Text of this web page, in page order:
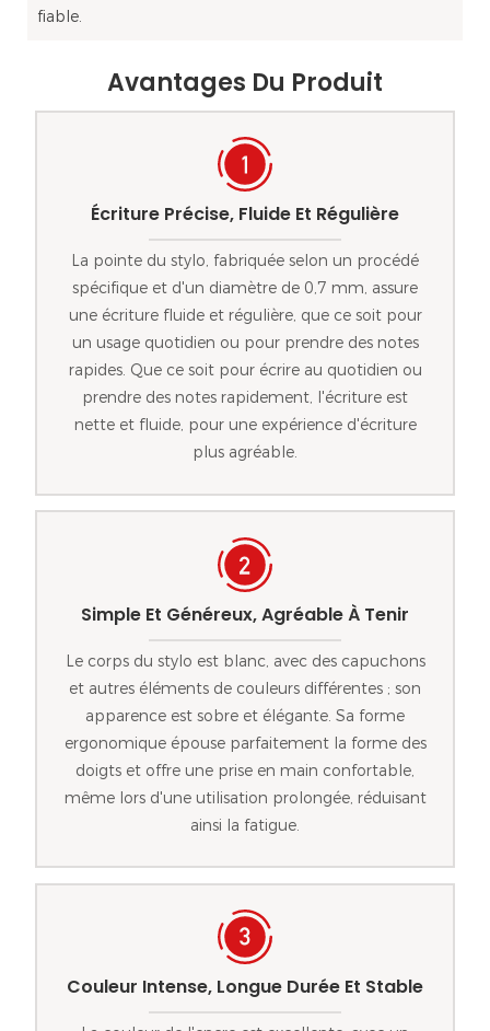
fiable.
Avantages Du Produit
Écriture Précise, Fluide Et Régulière
La pointe du stylo, fabriquée selon un procédé
spécifique et d'un diamètre de 0,7 mm, assure
une écriture fluide et régulière, que ce soit pour
un usage quotidien ou pour prendre des notes
rapides. Que ce soit pour écrire au quotidien ou
prendre des notes rapidement, l'écriture est
nette et fluide, pour une expérience d'écriture
plus agréable.
Simple Et Généreux, Agréable À Tenir
Le corps du stylo est blanc, avec des capuchons
et autres éléments de couleurs différentes ; son
apparence est sobre et élégante. Sa forme
ergonomique épouse parfaitement la forme des
doigts et offre une prise en main confortable,
même lors d'une utilisation prolongée, réduisant
ainsi la fatigue.
Couleur Intense, Longue Durée Et Stable